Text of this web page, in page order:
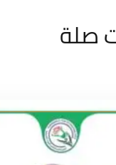
صلة